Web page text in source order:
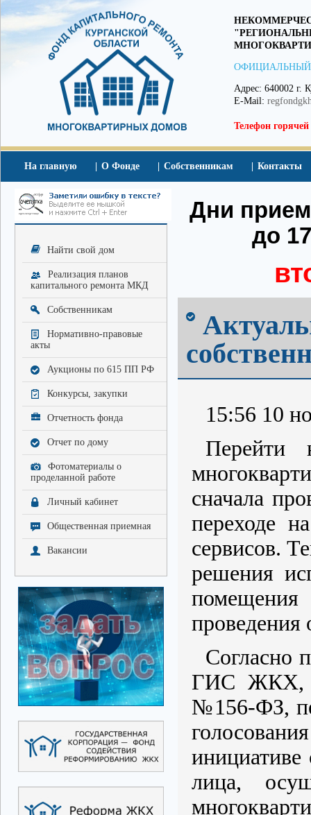
ОФИЦИАЛЬНЫЙ
Адрес: 640002 г.
E-Mail:
Телефон
На главную О Фонде Собственникам Контакты
Найти свой дом
Реализация планов
капитального ремонта МКД
Собственникам
Нормативно-правовые
акты
Аукционы по 615 ПП РФ
Конкурсы, закупки
Отчетность фонда
Отчет по дому
Фотоматериалы о
проделанной работе
Личный кабинет
Общественная приемная
Вакансии
Дни
до
15:56 10
Перейти
сначала
переходе
сервисов.
решения
проведения
Согласно
ГИС ЖКХ,
№156-ФЗ,
лица,